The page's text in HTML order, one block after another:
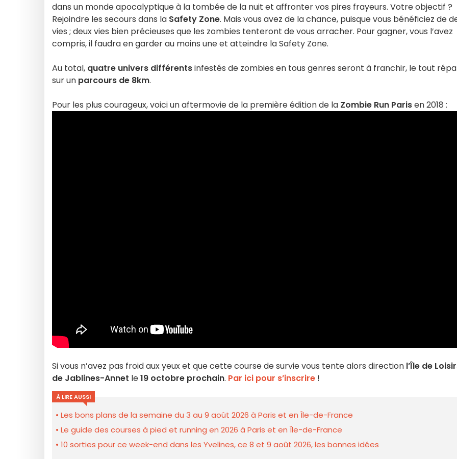
dans un monde apocalyptique à la tombée de la nuit et affronter vos pires frayeurs. Votre objectif ?
Rejoindre les secours dans la Safety Zone. Mais vous avez de la chance, puisque vous bénéficiez de
vies ; deux vies bien précieuses que les zombies tenteront de vous arracher. Pour gagner, vous l’avez
compris, il faudra en garder au moins une et atteindre la Safety Zone.
Au total, quatre univers différentsinfestés de zombies en tous genres seront à franchir, le tout
sur un parcours de 8km.
Pour les plus courageux, voici un aftermovie de la première édition de la Zombie Run Parisen 2018 :
Si vous n’avez pas froid aux yeux et que cette course de survie vous tente alors direction l’Île de
de Jablines-Annet le19 octobre prochain. Par ici pour s’inscrire !
À LIRE AUSSI
Les bons plans de la semaine du 3 au 9 août 2026 à Paris et en Île-de-France
Le guide des courses à pied et running en 2026 à Paris et en Île-de-France
10 sorties pour ce week-end dans les Yvelines, ce 8 et 9 août 2026, les bonnes idées